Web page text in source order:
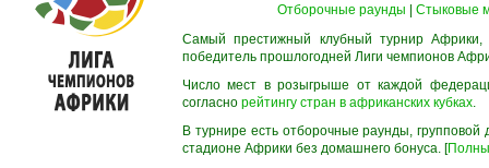
Отборочные раунды
Стыковые
Самый престижный клубный турнир
победитель прошлогодней Лиги чемпионов
Число мест в розыгрыше от каждой
согласно рейтингу стран в африканских кубках.
В турнире есть отборочные раунды,
стадионе Африки без домашнего бонуса. [